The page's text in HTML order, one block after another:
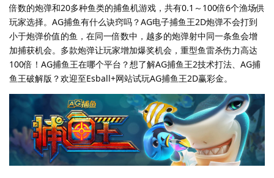
倍数的炮弹和20多种鱼类的捕鱼机游戏，共有0.1～100倍6个渔场供
玩家选择。AG捕鱼有什么诀窍吗？AG电子捕鱼王2D炮弹不会打到
小于炮弹价值的鱼，在同一倍数中，越多的炮弹射中同一条鱼会增
加捕获机会。多款炮弹让玩家增加爆奖机会，重型鱼雷杀伤力高达
100倍！AG捕鱼王在哪个平台？想了解AG捕鱼王2技术打法、AG捕
鱼王破解版？欢迎至Esball+网站试玩AG捕鱼王2D赢彩金。